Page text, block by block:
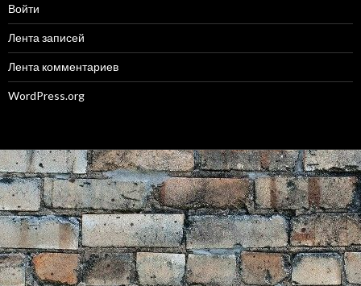
Войти
Лента записей
Лента комментариев
WordPress.org